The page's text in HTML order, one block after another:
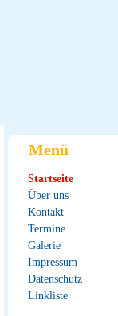
Menü
Startseite
Über uns
Kontakt
Termine
Galerie
Impressum
Datenschutz
Linkliste